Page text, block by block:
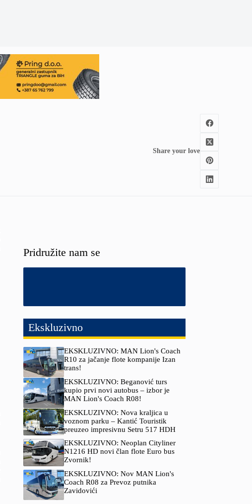
Share your love
Pridružite nam se
Ekskluzivno
EKSKLUZIVNO: MAN Lion's Coach
R10 za jačanje flote kompanije Izan
trans!
EKSKLUZIVNO: Beganović turs
kupio prvi novi autobus – izbor je
MAN Lion's Coach R08!
EKSKLUZIVNO: Nova kraljica u
voznom parku – Kantić Touristik
preuzeo impresivnu Setru 517 HDH
EKSKLUZIVNO: Neoplan Cityliner
N1216 HD novi član flote Euro bus
Zvornik!
EKSKLUZIVNO: Nov MAN Lion's
Coach R08 za Prevoz putnika
Zavidovići